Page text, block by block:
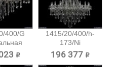
400/G
₽
1415/20/400/h-
173/Ni
Хрустальная...
196 377 ₽